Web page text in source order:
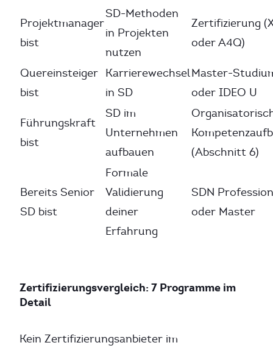
Projektmanager
bist
SD-Methoden
in Projekten
nutzen
Zertifizierung
oder A4Q)
Quereinsteiger
bist
Karrierewechsel
in SD
Master-
oder IDEO U
Führungskraft
bist
SD im
Unternehmen
aufbauen
(Abschnitt 6)
Bereits Senior
SD bist
Formale
Validierung
deiner
Erfahrung
SDN
oder Master
Zertifizierungsvergleich: 7 Programme im
Detail
Kein Zertifizierungsanbieter im